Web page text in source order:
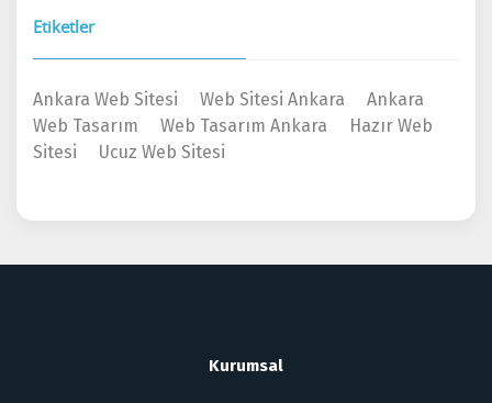
Etiketler
Ankara Web Sitesi Web Sitesi Ankara
Ankara
Web Tasarım
Web Tasarım Ankara
Hazır Web
Sitesi
Ucuz Web Sitesi
Kurumsal